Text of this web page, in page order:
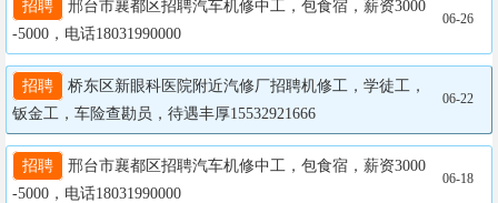
招聘
邢台市襄都区招聘汽车机修中工，包食宿，薪资3000
-5000，电话18031990000
06-26
招聘
桥东区新眼科医院附近汽修厂招聘机修工，学徒工，
钣金工，车险查勘员，待遇丰厚15532921666
06-22
招聘
邢台市襄都区招聘汽车机修中工，包食宿，薪资3000
-5000，电话18031990000
06-18